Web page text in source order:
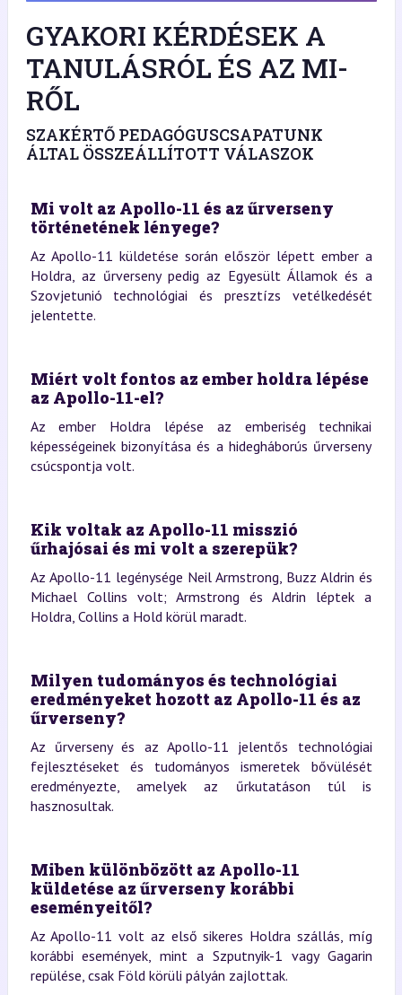
GYAKORI KÉRDÉSEK A
TANULÁSRÓL ÉS AZ MI-
RŐL
SZAKÉRTŐ PEDAGÓGUSCSAPATUNK
ÁLTAL ÖSSZEÁLLÍTOTT VÁLASZOK
Mi volt az Apollo-11 és az űrverseny
történetének lényege?
Az Apollo-11 küldetése során először lépett ember a
Holdra, az űrverseny pedig az Egyesült Államok és a
Szovjetunió technológiai és presztízs vetélkedését
jelentette.
Miért volt fontos az ember holdra lépése
az Apollo-11-el?
Az ember Holdra lépése az emberiség technikai
képességeinek bizonyítása és a hidegháborús űrverseny
csúcspontja volt.
Kik voltak az Apollo-11 misszió
űrhajósai és mi volt a szerepük?
Az Apollo-11 legénysége Neil Armstrong, Buzz Aldrin és
Michael Collins volt; Armstrong és Aldrin léptek a
Holdra, Collins a Hold körül maradt.
Milyen tudományos és technológiai
eredményeket hozott az Apollo-11 és az
űrverseny?
Az űrverseny és az Apollo-11 jelentős technológiai
fejlesztéseket és tudományos ismeretek bővülését
eredményezte, amelyek az űrkutatáson túl is
hasznosultak.
Miben különbözött az Apollo-11
küldetése az űrverseny korábbi
eseményeitől?
Az Apollo-11 volt az első sikeres Holdra szállás, míg
korábbi események, mint a Szputnyik-1 vagy Gagarin
repülése, csak Föld körüli pályán zajlottak.